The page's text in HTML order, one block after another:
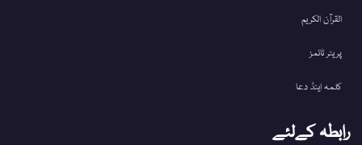
القرآن الکریم
پریئر ٹائمز
کلمہ اینڈ دعا
رابطہ کےلئے